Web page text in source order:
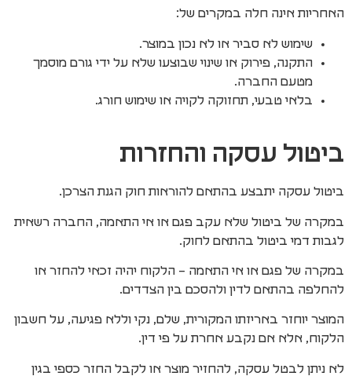
האחריות אינה חלה במקרים של:
שימוש לא סביר או לא נכון במוצר.
התקנה, פירוק או שינוי שבוצעו שלא על ידי גורם מוסמך
מטעם החברה.
בלאי טבעי, תחזוקה לקויה או שימוש חורג.
ביטול עסקה והחזרות
ביטול עסקה יתבצע בהתאם להוראות חוק הגנת הצרכן.
במקרה של ביטול שלא עקב פגם או אי התאמה, החברה רשאית
לגבות דמי ביטול בהתאם לחוק.
במקרה של פגם או אי התאמה – הלקוח יהיה זכאי להחזר או
להחלפה בהתאם לדין ולהסכם בין הצדדים.
המוצר יוחזר באריזתו המקורית, שלם, נקי וללא פגיעה, על חשבון
הלקוח, אלא אם נקבע אחרת על פי דין.
לא ניתן לבטל עסקה, להחזיר מוצר או לקבל החזר כספי בגין